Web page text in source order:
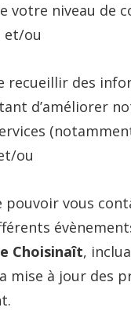
votre niveau de
et/ou
recueillir des
d’améliorer
ou
pouvoir vous
Choisinaît,
mise à jour des